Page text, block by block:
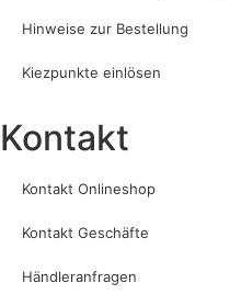
Hinweise zur Bestellung
Kiezpunkte einlösen
Kontakt​
Kontakt Onlineshop
Kontakt Geschäfte
Händleranfragen